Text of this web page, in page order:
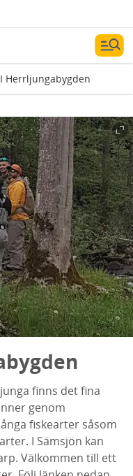
Herrljungabygden
finns det fina
genom
fiskearter såsom
I Sämsjön kan
Välkommen till ett